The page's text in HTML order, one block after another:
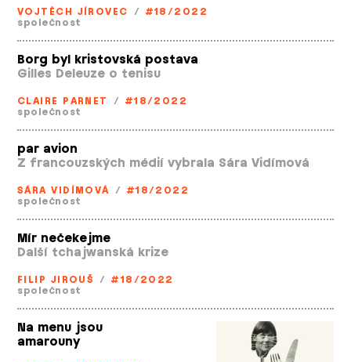
VOJTĚCH JÍROVEC / #18/2022
společnost
Borg byl kristovská postava
Gilles Deleuze o tenisu
CLAIRE PARNET / #18/2022
společnost
par avion
Z francouzských médií vybrala Sára Vidímová
SÁRA VIDÍMOVÁ / #18/2022
společnost
Mír nečekejme
Další tchajwanská krize
FILIP JIROUŠ / #18/2022
společnost
Na menu jsou
amarouny